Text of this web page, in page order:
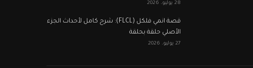
28 يوليو، 2026
قصة انمي فلكل (FLCL): شرح كامل لأحداث الجزء
الأصلي حلقة بحلقة
27 يوليو، 2026